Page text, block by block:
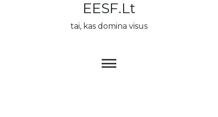
EESF.lt
tai, kas domina visus